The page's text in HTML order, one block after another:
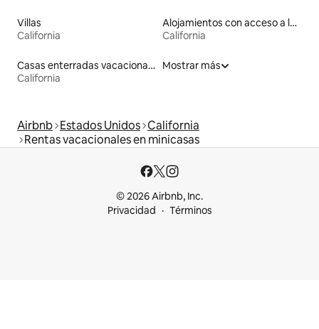
Villas
California
Alojamientos con acceso a las pistas de esquí
California
Casas enterradas vacacionales
California
Mostrar más
Airbnb Estados Unidos California
Rentas vacacionales en minicasas
© 2026 Airbnb, Inc.
Privacidad
Términos